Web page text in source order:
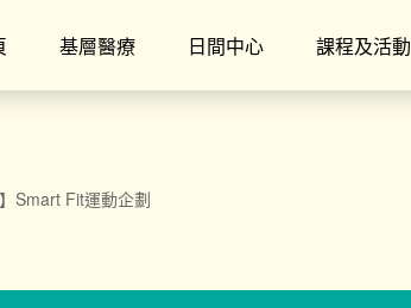
基層醫療 日間中心 課程及活動
】Smart Fit運動企劃